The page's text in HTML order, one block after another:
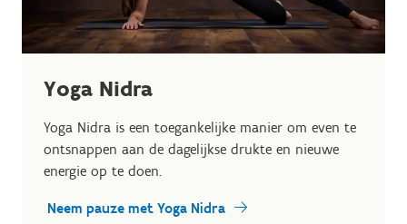
Yoga Nidra
Yoga Nidra is een toegankelijke manier om even te
ontsnappen aan de dagelijkse drukte en nieuwe
energie op te doen.
Neem pauze met Yoga Nidra